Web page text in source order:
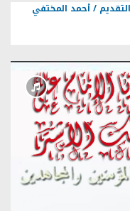
على لمالك الأشتر 14-7-2018م التقديم / أحمد المختفي